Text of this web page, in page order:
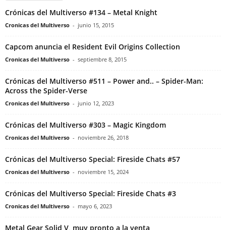
Crónicas del Multiverso #134 – Metal Knight
Cronicas del Multiverso - junio 15, 2015
Capcom anuncia el Resident Evil Origins Collection
Cronicas del Multiverso - septiembre 8, 2015
Crónicas del Multiverso #511 – Power and.. – Spider-Man:
Across the Spider-Verse
Cronicas del Multiverso - junio 12, 2023
Crónicas del Multiverso #303 – Magic Kingdom
Cronicas del Multiverso - noviembre 26, 2018
Crónicas del Multiverso Special: Fireside Chats #57
Cronicas del Multiverso - noviembre 15, 2024
Crónicas del Multiverso Special: Fireside Chats #3
Cronicas del Multiverso - mayo 6, 2023
Metal Gear Solid V, muy pronto a la venta